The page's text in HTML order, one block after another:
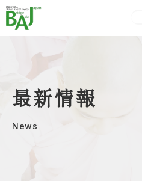
最新情報
News